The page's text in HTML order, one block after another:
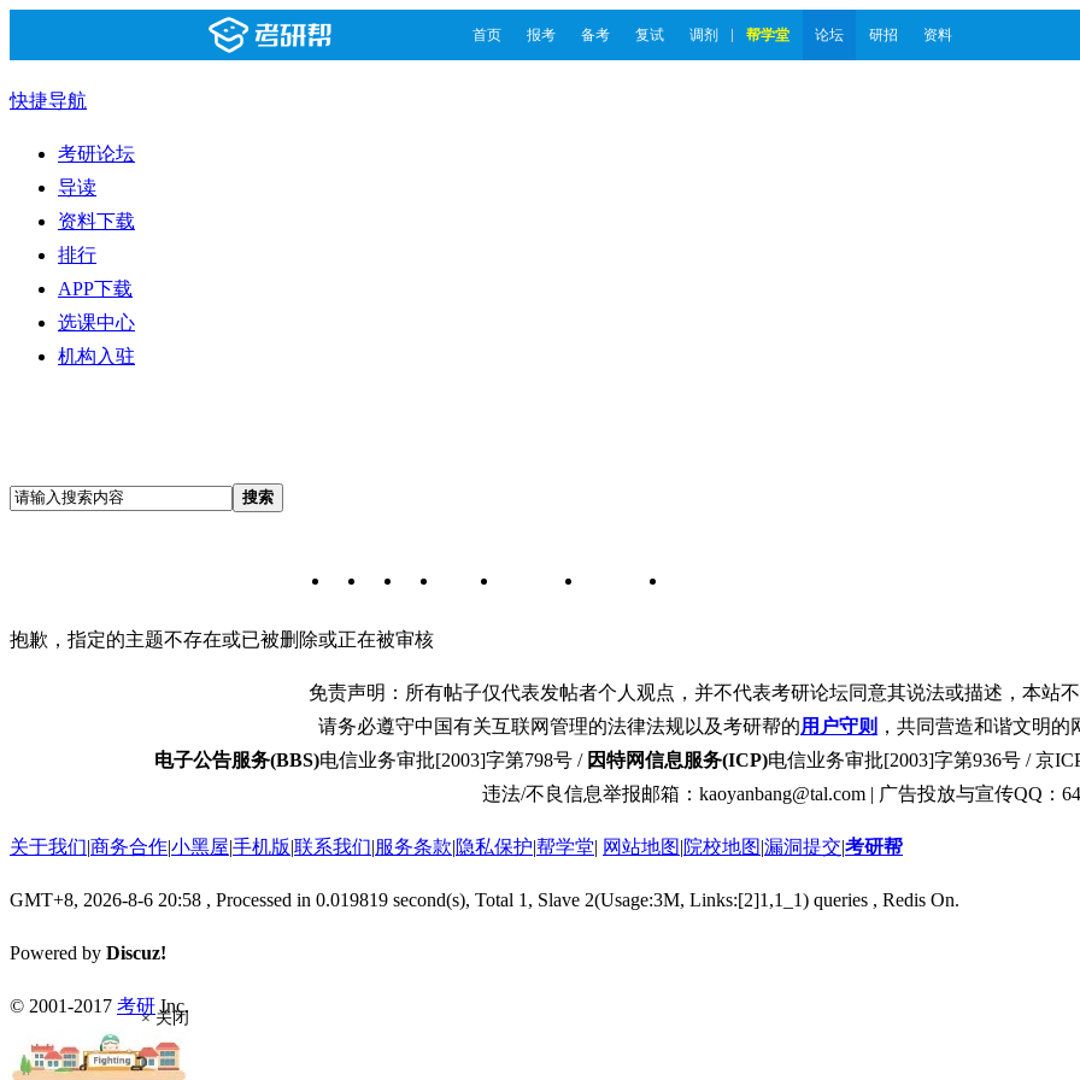
首页 报考 备考 复试 调剂 帮学堂 论坛 研招 资料
快捷导航
考研论坛
导读
资料下载
排行
APP下载
选课中心
机构入驻
搜索
抱歉，指定的主题不存在或已被删除或正在被审核
免责声明：所有帖子仅代表发帖者个人观点，并不代表考研论坛同意其说法或描述，本站
请务必遵守中国有关互联网管理的法律法规以及考研帮的用户守则 ，共同营造和谐文明
电子公告服务(BBS)电信业务审批[2003]字第798号 / 因特网信息服务(ICP)电信业务审批[2003]字第936号 / 京
违法/不良信息举报邮箱：kaoyanbang@tal.com | 广告投放与宣传QQ：
关于我们|商务合作|小黑屋|手机版|联系我们|服务条款|隐私保护|帮学堂| 网站地图|院校地图|漏洞提交|考研帮
GMT+8, 2026-8-6 20:58 , Processed in 0.019819 second(s), Total 1, Slave 2(Usage:3M, Links:[2]1,1_1) queries , Redis On.
Powered by Discuz!
© 2001-2017 考研Inc.
× 关闭